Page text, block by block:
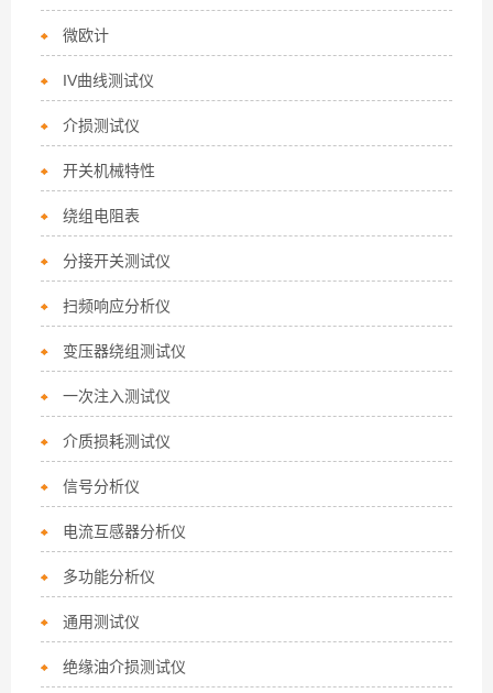
微欧计
IV曲线测试仪
介损测试仪
开关机械特性
绕组电阻表
分接开关测试仪
扫频响应分析仪
变压器绕组测试仪
一次注入测试仪
介质损耗测试仪
信号分析仪
电流互感器分析仪
多功能分析仪
通用测试仪
绝缘油介损测试仪